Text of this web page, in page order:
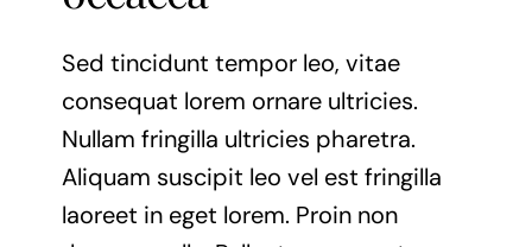
Sed tincidunt tempor leo, vitae
consequat lorem ornare ultricies.
Nullam fringilla ultricies pharetra.
Aliquam suscipit leo vel est fringilla
laoreet in eget lorem. Proin non